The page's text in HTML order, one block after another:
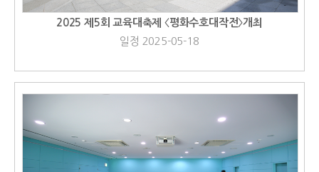
2025 제5회 교육대축제 〈평화수호대작전〉개최
일정 2025-05-18